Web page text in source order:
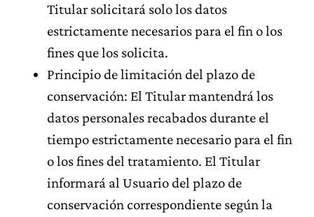
Titular solicitará solo los datos
estrictamente necesarios para el fin o los
fines que los solicita.
Principio de limitación del plazo de
conservación: El Titular mantendrá los
datos personales recabados durante el
tiempo estrictamente necesario para el fin
o los fines del tratamiento. El Titular
informará al Usuario del plazo de
conservación correspondiente según la